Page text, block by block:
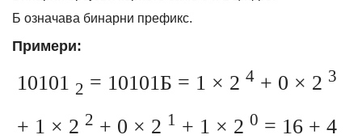
Б означава бинарни префикс.
Примери:
10101 2 = 10101Б = 1 × 2 4 + 0 × 2 3
+ 1 × 2 2 + 0 × 2 1 + 1 × 2 0 = 16 + 4